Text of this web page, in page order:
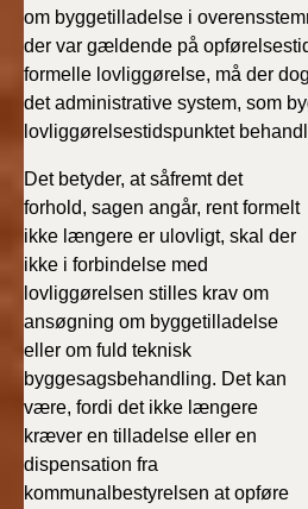
om byggetilladelse i
der var gældende på
formelle lovliggørelse, må der
det administrative system, som
lovliggørelsestidspunktet
Det betyder, at såfremt det
forhold, sagen angår, rent formelt
ikke længere er ulovligt, skal der
ikke i forbindelse med
lovliggørelsen stilles krav om
ansøgning om byggetilladelse
eller om fuld teknisk
byggesagsbehandling. Det kan
være, fordi det ikke længere
kræver en tilladelse eller en
dispensation fra
kommunalbestyrelsen at opføre